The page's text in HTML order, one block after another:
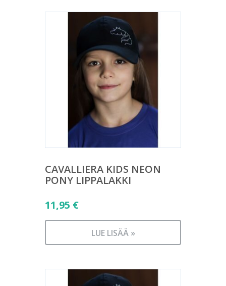
CAVALLIERA KIDS NEON
PONY LIPPALAKKI
11,95 €
LUE LISÄÄ »